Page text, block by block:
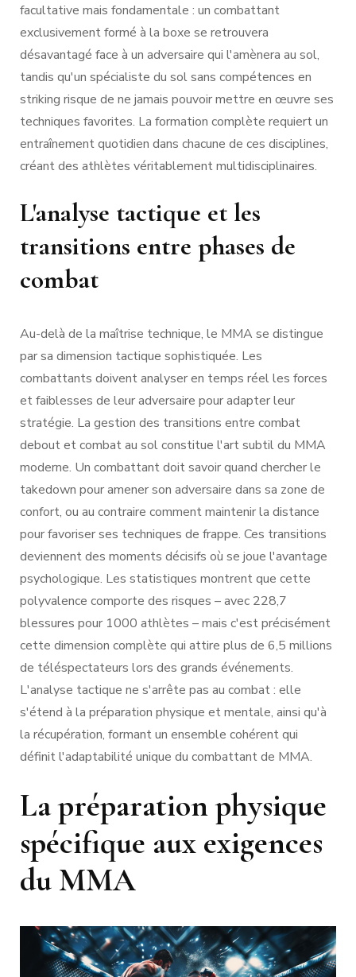
facultative mais fondamentale : un combattant
exclusivement formé à la boxe se retrouvera
désavantagé face à un adversaire qui l'amènera au sol,
tandis qu'un spécialiste du sol sans compétences en
striking risque de ne jamais pouvoir mettre en œuvre ses
techniques favorites. La formation complète requiert un
entraînement quotidien dans chacune de ces disciplines,
créant des athlètes véritablement multidisciplinaires.
L'analyse tactique et les
transitions entre phases de
combat
Au-delà de la maîtrise technique, le MMA se distingue
par sa dimension tactique sophistiquée. Les
combattants doivent analyser en temps réel les forces
et faiblesses de leur adversaire pour adapter leur
stratégie. La gestion des transitions entre combat
debout et combat au sol constitue l'art subtil du MMA
moderne. Un combattant doit savoir quand chercher le
takedown pour amener son adversaire dans sa zone de
confort, ou au contraire comment maintenir la distance
pour favoriser ses techniques de frappe. Ces transitions
deviennent des moments décisifs où se joue l'avantage
psychologique. Les statistiques montrent que cette
polyvalence comporte des risques – avec 228,7
blessures pour 1000 athlètes – mais c'est précisément
cette dimension complète qui attire plus de 6,5 millions
de téléspectateurs lors des grands événements.
L'analyse tactique ne s'arrête pas au combat : elle
s'étend à la préparation physique et mentale, ainsi qu'à
la récupération, formant un ensemble cohérent qui
définit l'adaptabilité unique du combattant de MMA.
La préparation physique
spécifique aux exigences
du MMA